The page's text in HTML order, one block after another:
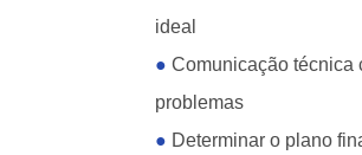
ideal
●Comunicação técnica
problemas
● Determinar o plano